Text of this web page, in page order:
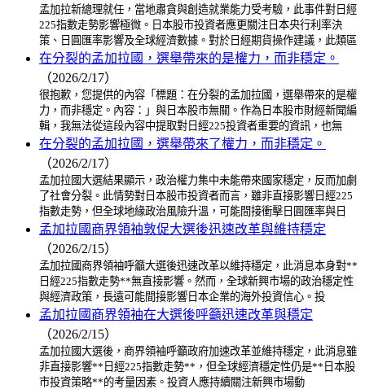
孟加拉新總理就任，當地肅貪與創造就業能力受考驗，此事件對日經
225指數走勢影響極微。日本股市投資者應更關注日本央行利率決
策、日圓匯率影響及全球經濟數據。對於日經期貨操作建議，此類區
在分裂的孟加拉國，選舉帶來的是權力，而非穩定。
（2026/2/17）
很抱歉，您提供的內容「標題：在分裂的孟加拉國，選舉帶來的是權
力，而非穩定。內容：」與日本股市無關。作為日本股市財經新聞編
輯，我無法從這段內容中提取對日經225投資者重要的資訊，也無
在分裂的孟加拉國，選舉帶來了權力，而非穩定。
（2026/2/17）
孟加拉國大選結果顯示，政治權力集中未能帶來國家穩定，反而加劇
了社會分裂。此情勢對日本股市投資者而言，雖非直接影響日經225
指數走勢，但全球地緣政治風險升溫，可能間接衝擊日圓匯率與日
孟加拉國商界領袖敦促大選後迅速改革與維持穩定
（2026/2/15）
孟加拉國商界領袖呼籲大選後迅速改革以維持穩定，此消息本身對**
日經225指數走勢**無直接影響。然而，全球新興市場的政治穩定性
與經濟政策，長遠可能間接影響日本企業的海外投資信心。投
孟加拉國商界領袖在大選後呼籲迅速改革與穩定
（2026/2/15）
孟加拉國大選後，商界領袖呼籲政府加速改革並維持穩定，此消息雖
非直接影響**日經225指數走勢**，但全球經濟穩定性仍是**日本股
市投資策略**的考量因素。投資人應持續關注新興市場動